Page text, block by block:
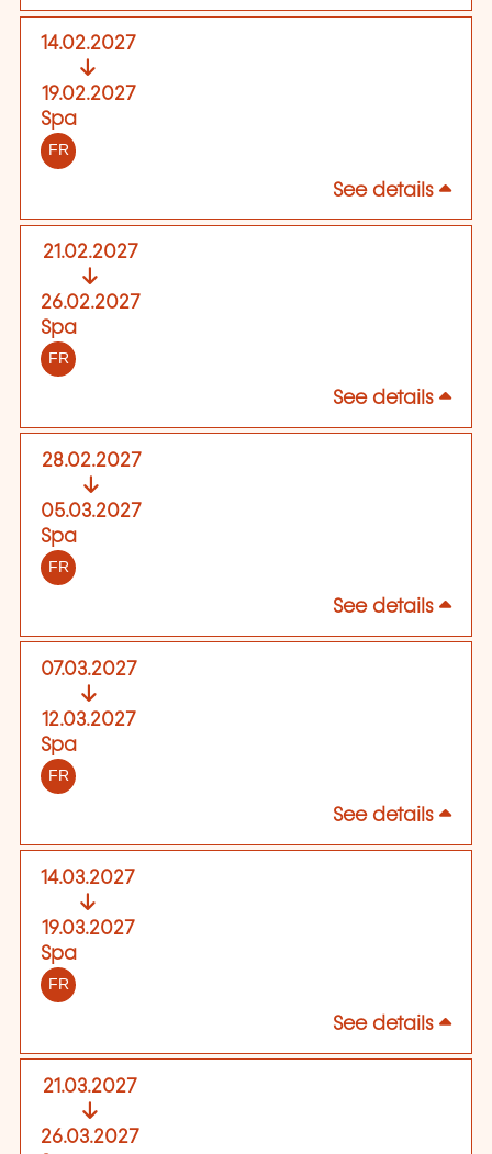
14.02.2027
19.02.2027
Spa
FR
See details
21.02.2027
26.02.2027
Spa
FR
See details
28.02.2027
05.03.2027
Spa
FR
See details
07.03.2027
12.03.2027
Spa
FR
See details
14.03.2027
19.03.2027
Spa
FR
See details
21.03.2027
26.03.2027